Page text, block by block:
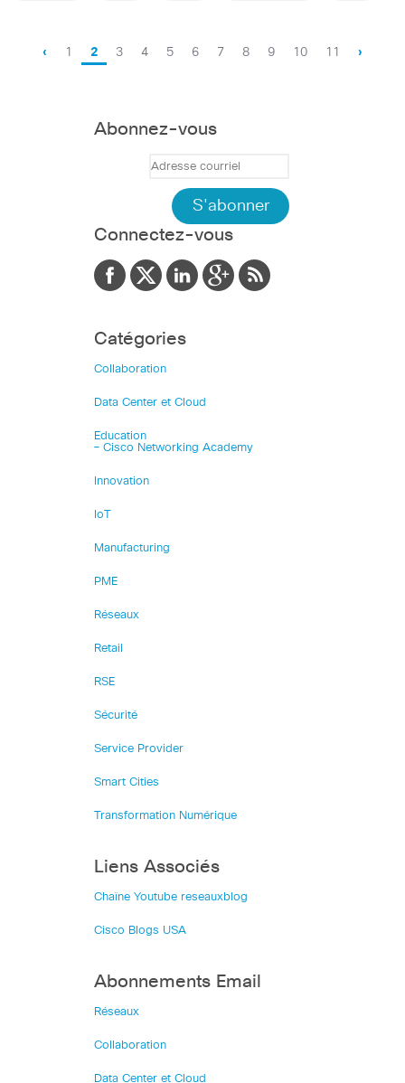
‹ 1 2 3 4 5 6 7 8 9 10 11 ›
Abonnez-vous
Connectez-vous
Catégories
Collaboration
Data Center et Cloud
Education
– Cisco Networking Academy
Innovation
IoT
Manufacturing
PME
Réseaux
Retail
RSE
Sécurité
Service Provider
Smart Cities
Transformation Numérique
Liens Associés
Chaîne Youtube reseauxblog
Cisco Blogs USA
Abonnements Email
Réseaux
Collaboration
Data Center et Cloud